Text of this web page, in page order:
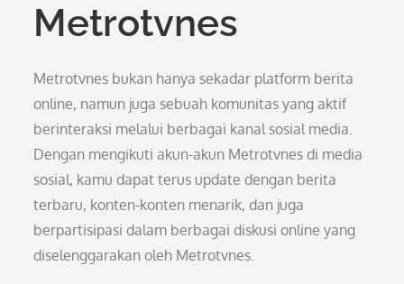
Metrotvnes
Metrotvnes bukan hanya sekadar platform berita
online, namun juga sebuah komunitas yang aktif
berinteraksi melalui berbagai kanal sosial media.
Dengan mengikuti akun-akun Metrotvnes di media
sosial, kamu dapat terus update dengan berita
terbaru, konten-konten menarik, dan juga
berpartisipasi dalam berbagai diskusi online yang
diselenggarakan oleh Metrotvnes.